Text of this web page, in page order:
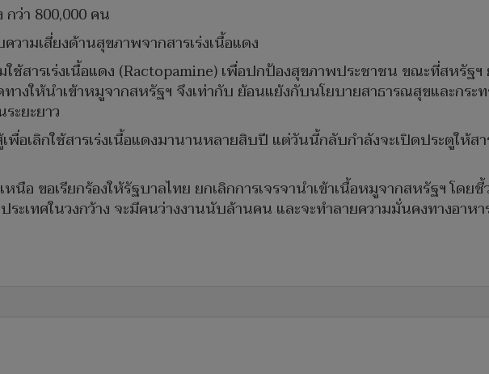
กว่า 800,000 คน
ามเสี่ยงด้านสุขภาพจากสารเร่งเนื้อแดง
ช้สารเร่งเนื้อแดง (Ractopamine) เพื่อปกป้องสุขภาพประชาชน ขณะที่สหรัฐ
างให้นำเข้าหมูจากสหรัฐฯ จึงเท่ากับ ย้อนแย้งกับนโยบายสาธารณสุขและกระ
ะยะยาว
พื่อเลิกใช้สารเร่งเนื้อแดงมานานหลายสิบปี แต่วันนี้กลับกำลังจะเปิดประตูให้ส
นือ ขอเรียกร้องให้รัฐบาลไทย ยกเลิกการเจรจานำเข้าเนื้อหมูจากสหรัฐฯ โดย
ะเทศในวงกว้าง จะมีคนว่างงานนับล้านคน และจะทำลายความมั่นคงทางอาห